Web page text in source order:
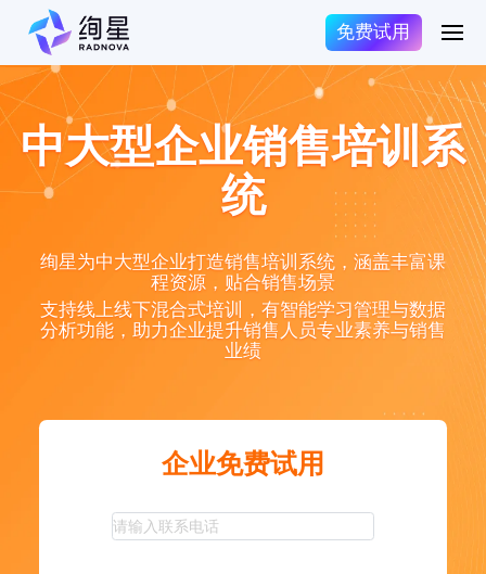
免费试用
中大型企业销售培训系
统
绚星为中大型企业打造销售培训系统，涵盖丰富课
程资源，贴合销售场景
支持线上线下混合式培训，有智能学习管理与数据
分析功能，助力企业提升销售人员专业素养与销售
业绩
企业免费试用